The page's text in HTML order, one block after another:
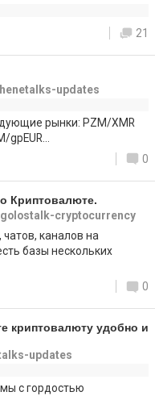
21
updates
рынки: PZM/XMR
0
Криптовалюте.
cryptocurrency
каналов на
базы нескольких
0
криптовалюту удобно и
updates
с гордостью